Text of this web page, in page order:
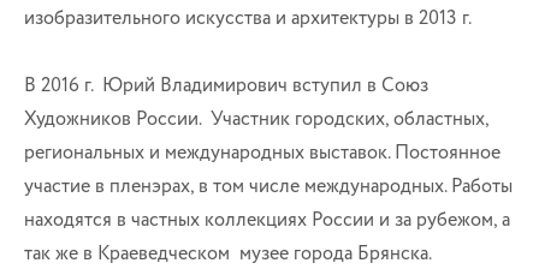
изобразительного искусства и архитектуры в 2013 г.
В 2016 г. Юрий Владимирович вступил в Союз
Художников России. Участник городских, областных,
региональных и международных выставок. Постоянное
участие в пленэрах, в том числе международных. Работы
находятся в частных коллекциях России и за рубежом, а
так же в Краеведческом музее города Брянска.